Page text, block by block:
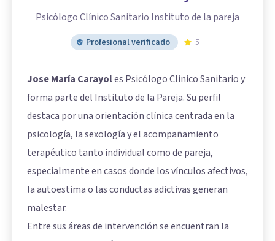
Psicólogo Clínico Sanitario Instituto de la pareja
Profesional verificado 5
Jose María Carayoles Psicólogo Clínico Sanitario y
forma parte del Instituto de la Pareja. Su perfil
destaca por una orientación clínica centrada en la
psicología, la sexología y el acompañamiento
terapéutico tanto individual como de pareja,
especialmente en casos donde los vínculos afectivos,
la autoestima o las conductas adictivas generan
malestar.
Entre sus áreas de intervención se encuentran la